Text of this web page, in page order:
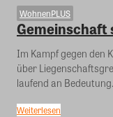
WohnenPLUS
Gemeinschaft
Im Kampf gegen den
über
laufend an
Weiterlesen